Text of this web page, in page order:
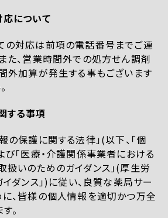
について
の対応は前項の電話番号までご連
た、営業時間外での処方せん調剤
外加算が発生する事もございます
する事項
の保護に関する法律」(以下、「個
び「医療・介護関係事業者における
いのためのガイダンス」(厚生労
イダンス」)に従い、良質な薬局サー
、皆様の個人情報を適切かつ万全
。